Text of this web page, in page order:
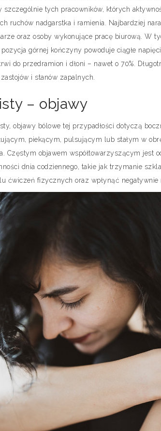
szczególnie tych pracowników, których
ruchów nadgarstka i ramienia. Najbardziej
oraz osoby wykonujące pracę biurową. W
górnej kończyny powoduje ciągłe
do przedramion i dłoni – nawet o 70%.
i stanów zapalnych.
– objawy
objawy bólowe tej przypadłości dotyczą
piekącym, pulsującym lub stałym w
Częstym objawem współtowarzyszącym jest
dnia codziennego, takie jak trzymanie
ćwiczeń fizycznych oraz wpłynąć negatywnie